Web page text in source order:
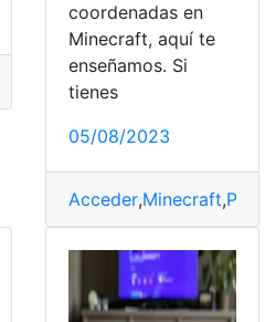
coordenadas en
Minecraft, aquí te
enseñamos. Si
tienes
05/08/2023
Acceder,Minecraft,Ps4